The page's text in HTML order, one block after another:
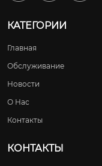
КАТЕГОРИИ
Главная
Обслуживание
Новости
О Нас
Контакты
КОНТАКТЫ